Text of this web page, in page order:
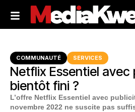
COMMUNAUTÉ SERVICES
Netflix Essentiel avec
bientôt fini ?
L’offre Netflix Essentiel avec
novembre 2022 ne suscite pas